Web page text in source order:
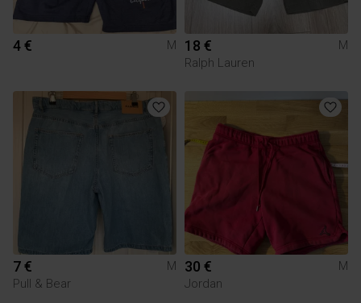
4 € M 18 €
M
Ralph Lauren
7 €
M
Pull & Bear
30 €
M
Jordan